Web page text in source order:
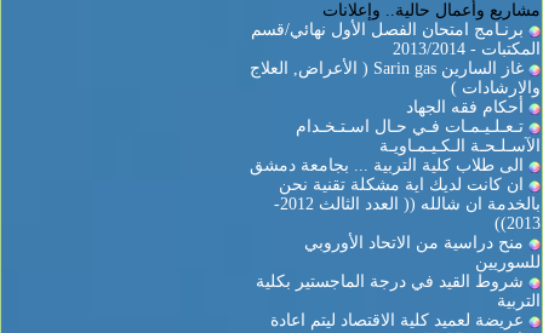
مشاريع وأعمال حالية.. وإعلانات
برنـامج امتحان الفصل الأول نهائي/قسم
المكتبات - 2013/2014
غاز السارين Sarin gas ( الأعراض, العلاج
والارشادات )
أحكام فقه الجهاد
تـعـلـيـمـات فـي حـال اسـتـخـدام
الآسـلـحـة الـكـيـمـاويـة
الى طلاب كلية التربية ... بجامعة دمشق
ان كانت لديك اية مشكلة تقنية نحن
بالخدمة ان شالله (( العدد الثالث 2012-
2013))
منح دراسية من الاتحاد الأوروبي
للسوريين
شروط القيد في درجة الماجستير بكلية
التربية
عريضة لعميد كلية الاقتصاد ليتم اعادة